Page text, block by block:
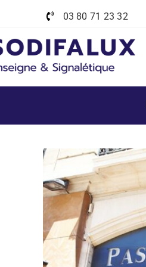
03 80 71 23 32